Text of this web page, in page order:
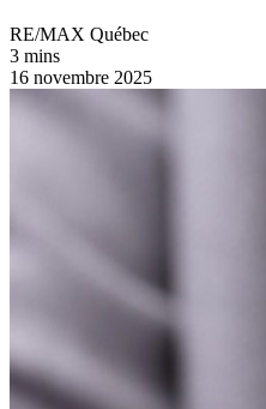
RE/MAX Québec
3 mins
16 novembre 2025